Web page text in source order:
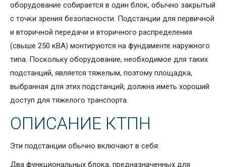
оборудование собирается в один блок, обычно закрытый
с точки зрения безопасности. Подстанции для первичной
и вторичной передачи и вторичного распределения
(свыше 250 кВА) монтируются на фундаменте наружного
типа. Поскольку оборудование, необходимое для таких
подстанций, является тяжелым, поэтому площадка,
выбранная для этих подстанций, должна иметь хороший
доступ для тяжелого транспорта.
ОПИСАНИЕ КТПН
Эти подстанции обычно включают в себя:
Два функциональных блока, предназначенных для